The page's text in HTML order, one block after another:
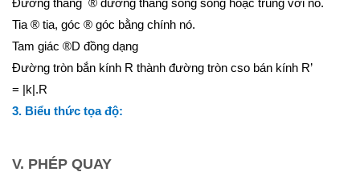
Đường thẳng ® đường thẳng song song hoặc trùng với nó.
Tia ® tia, góc ® góc bằng chính nó.
Tam giác ®D đồng dạng
Đường tròn bắn kính R thành đường tròn cso bán kính R’
= |k|.R
3. Biểu thức tọa độ:
V. PHÉP QUAY